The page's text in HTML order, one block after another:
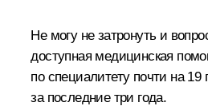
Не могу не затронуть и
доступная медицинская
по специалитету почти на
за последние три года.